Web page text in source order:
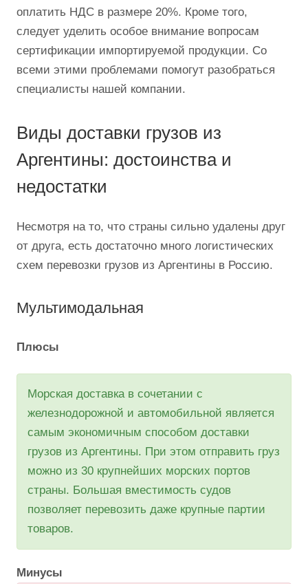
оплатить НДС в размере 20%. Кроме того,
следует уделить особое внимание вопросам
сертификации импортируемой продукции. Со
всеми этими проблемами помогут разобраться
специалисты нашей компании.
Виды доставки грузов из
Аргентины: достоинства и
недостатки
Несмотря на то, что страны сильно удалены друг
от друга, есть достаточно много логистических
схем перевозки грузов из Аргентины в Россию.
Мультимодальная
Плюсы
Морская доставка в сочетании с
железнодорожной и автомобильной является
самым экономичным способом доставки
грузов из Аргентины. При этом отправить груз
можно из 30 крупнейших морских портов
страны. Большая вместимость судов
позволяет перевозить даже крупные партии
товаров.
Минусы